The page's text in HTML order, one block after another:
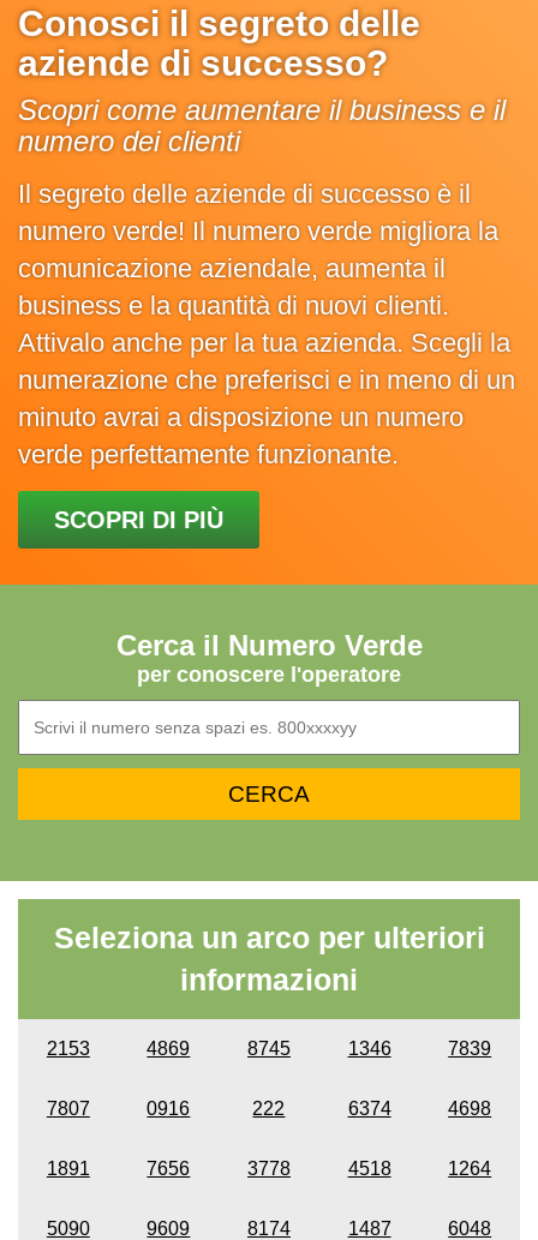
Conosci il segreto delle
aziende di successo?
Scopri come aumentare il business e il
numero dei clienti
Il segreto delle aziende di successo è il
numero verde! Il numero verde migliora la
comunicazione aziendale, aumenta il
business e la quantità di nuovi clienti.
Attivalo anche per la tua azienda. Scegli la
numerazione che preferisci e in meno di un
minuto avrai a disposizione un numero
verde perfettamente funzionante.
SCOPRI DI PIÙ
Cerca il Numero Verde
per conoscere l'operatore
Seleziona un arco per ulteriori
informazioni
2153 4869 8745 1346 7839
7807 0916 222 6374 4698
1891 7656 3778 4518 1264
5090 9609 8174 1487 6048